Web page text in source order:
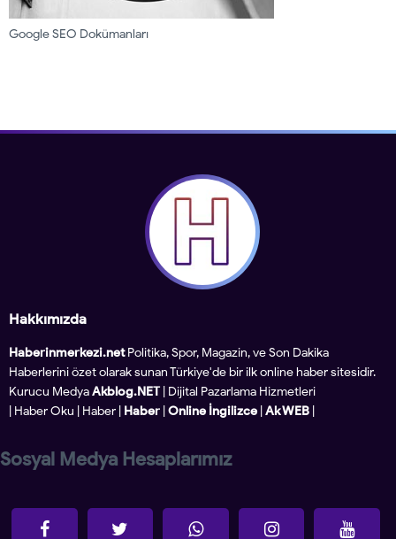
Google SEO Dokümanları
Hakkımızda
Haberinmerkezi.netPolitika, Spor, Magazin, ve Son Dakika
Haberlerini özet olarak sunan Türkiye'de bir ilk online haber sitesidir.
Kurucu MedyaAkblog.NET | Dijital Pazarlama Hizmetleri
Haber Oku Haber Haber Online İngilizce Ak WEB
Sosyal Medya Hesaplarımız